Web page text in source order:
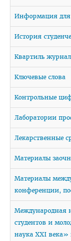
Великая Победа
Год
Я - грамадзянiн
Навстречу
Год народного
Военно-
ПОО
ПО РОО «Белая
Совет ветеранов
Каталог учебных
Награды
Информация для
История
Квартиль
Ключевые слова
Контрольные
Лаборатории
Лекарственные
Материалы
Материалы
конференции,
Международная
студентов и
наука XXI